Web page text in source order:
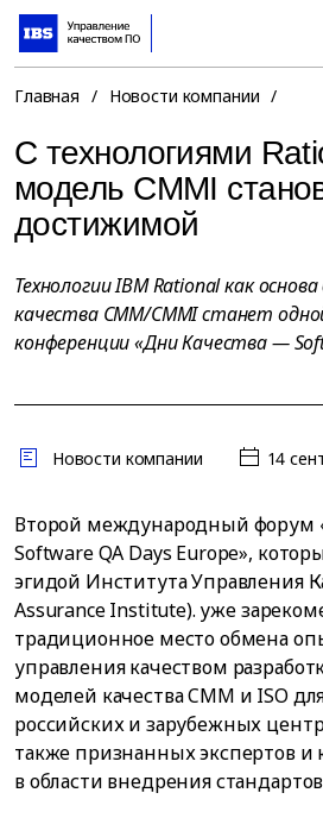
Главная / Новости компании /
С технологиями
модель CMMI
достижимой
Технологии IBM Rational как
качества CMM/CMMI станет
конференции «Дни Качества —
Новости компании 14
Второй международный форум
Software QA Days Europe»,
эгидой Института Управления
Assurance Institute). уже
традиционное место обмена
управления качеством
моделей качества CMM и ISO
российских и зарубежных
также признанных экспертов и
в области внедрения